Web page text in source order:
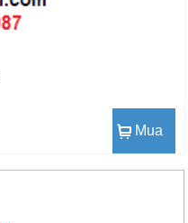
Mua